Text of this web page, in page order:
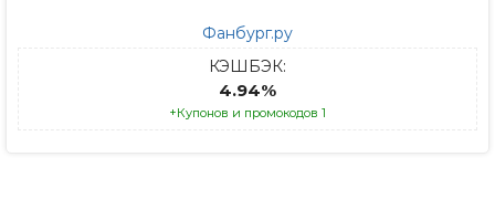
Фанбург.ру
КЭШБЭК:
4.94%
+Купонов и промокодов 1